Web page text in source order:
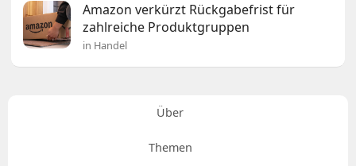
Amazon verkürzt Rückgabefrist für
zahlreiche Produktgruppen
in Handel
Über
Themen